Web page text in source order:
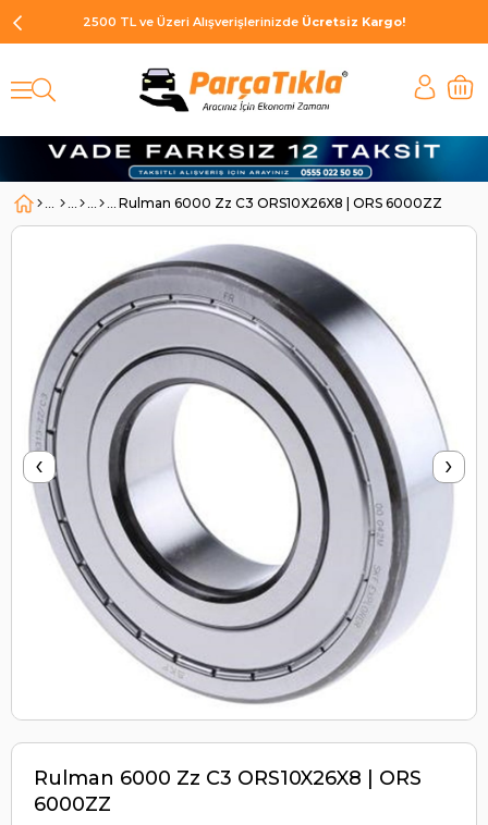
2500 TL ve Üzeri Alışverişlerinizde Ücretsiz Kargo!
Rulman 6000 Zz C3 ORS10X26X8 | ORS 6000ZZ
‹ ›
Rulman 6000 Zz C3 ORS10X26X8 | ORS
6000ZZ